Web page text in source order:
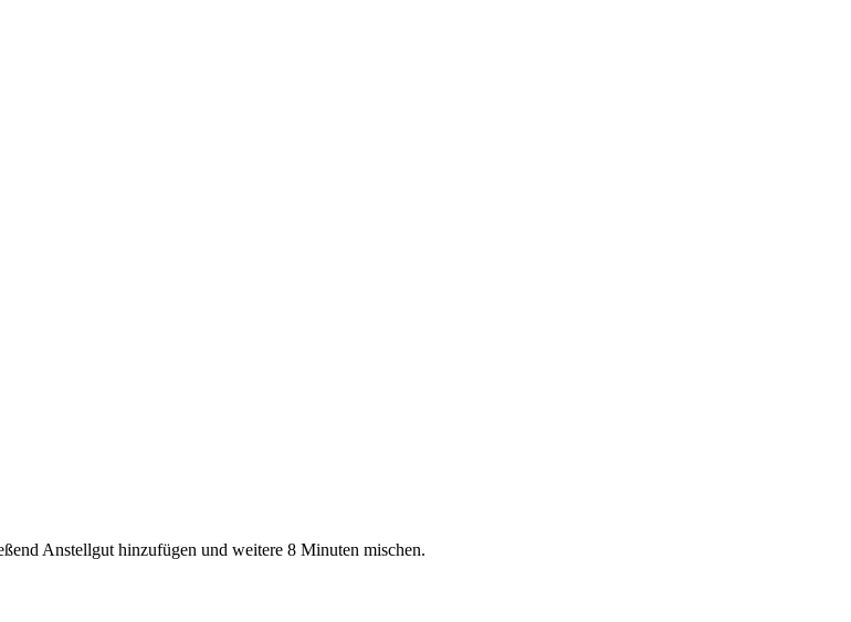
Anstellgut hinzufügen und weitere 8 Minuten mischen.